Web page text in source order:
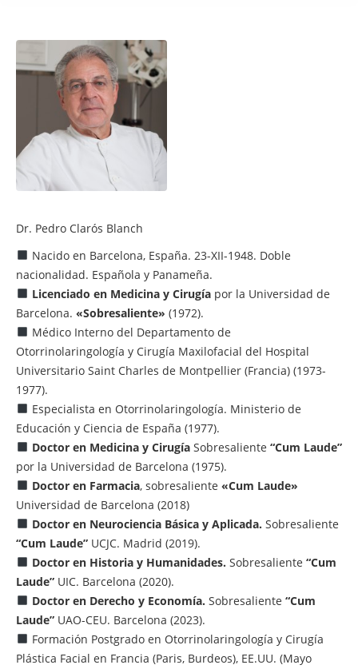
Dr. Pedro Clarós Blanch
Nacido en Barcelona, España. 23-XII-1948. Doble
nacionalidad. Española y Panameña.
Licenciado en Medicina y Cirugíapor la Universidad de
Barcelona. «Sobresaliente» (1972).
Médico Interno del Departamento de
Otorrinolaringología y Cirugía Maxilofacial del Hospital
Universitario Saint Charles de Montpellier (Francia) (1973-
1977).
Especialista en Otorrinolaringología. Ministerio de
Educación y Ciencia de España (1977).
Doctor en Medicina y CirugíaSobresaliente “Cum Laude”
por la Universidad de Barcelona (1975).
Doctor en Farmacia, sobresaliente «Cum Laude»
Universidad de Barcelona (2018)
Doctor en Neurociencia Básica y Aplicada. Sobresaliente
“Cum Laude” UCJC. Madrid (2019).
Doctor en Historia y Humanidades. Sobresaliente “Cum
Laude” UIC. Barcelona (2020).
Doctor en Derecho y Economía. Sobresaliente “Cum
Laude” UAO-CEU. Barcelona (2023).
Formación Postgrado en Otorrinolaringología y Cirugía
Plástica Facial en Francia (Paris, Burdeos), EE.UU. (Mayo